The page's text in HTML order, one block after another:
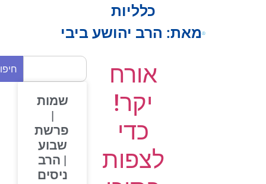
כלליות
מאת:הרב יהושע ביבי
אורח
יקר!
כדי
לצפות
חיפוש
שמות
פרשת
שבוע
| הרב
ניסים